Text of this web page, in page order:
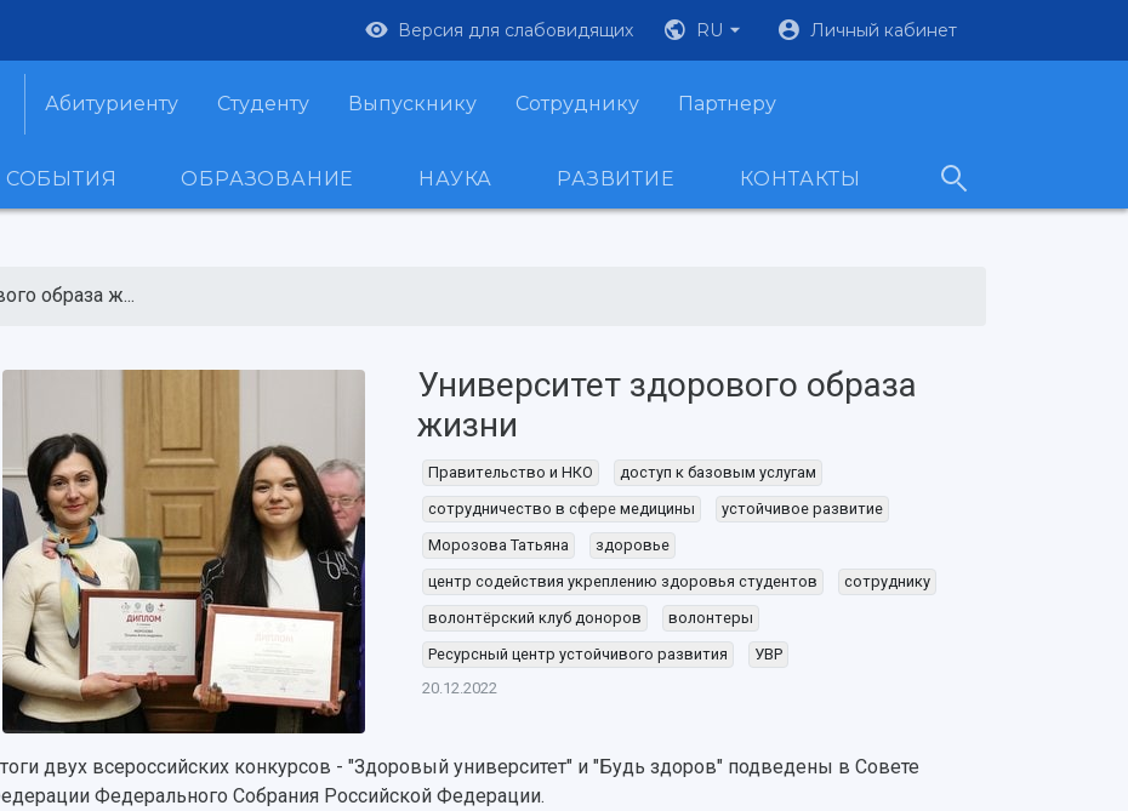
Версия для слабовидящих RU Личный кабинет
Абитуриенту Студенту Выпускнику Сотруднику Партнеру
СОБЫТИЯ ОБРАЗОВАНИЕ НАУКА РАЗВИТИЕ КОНТАКТЫ
образа ж...
Университет здорового образа
жизни
Правительство и НКО
доступ к базовым услугам
сотрудничество в сфере медицины
устойчивое развитие
Морозова Татьяна
здоровье
центр содействия укреплению здоровья студентов
сотруднику
волонтёрский клуб доноров
волонтеры
Ресурсный центр устойчивого развития
УВР
20.12.2022
двух всероссийских конкурсов - "Здоровый университет" и "Будь здоров" подведены в Совете
Федерального Собрания Российской Федерации.